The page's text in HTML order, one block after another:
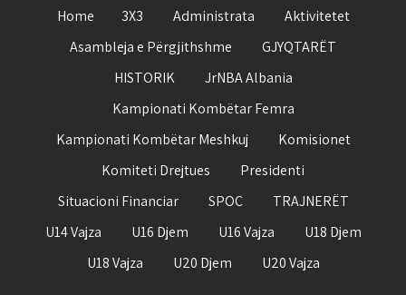
Home
3X3 Administrata
Aktivitetet
Asambleja e Përgjithshme
GJYQTARËT
HISTORIK
JrNBA Albania
Kampionati Kombëtar Femra
Kampionati Kombëtar Meshkuj
Komisionet
Komiteti Drejtues
Presidenti
Situacioni Financiar
SPOC
TRAJNERËT
U14 Vajza
U16 Djem U16 Vajza
U18 Djem
U18 Vajza
U20 Djem U20 Vajza